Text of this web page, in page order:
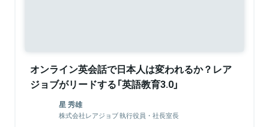
オンライン英会話で日本人は変われるか？レア
ジョブがリードする「英語教育3.0」
星 秀雄
株式会社レアジョブ 執行役員・社長室長